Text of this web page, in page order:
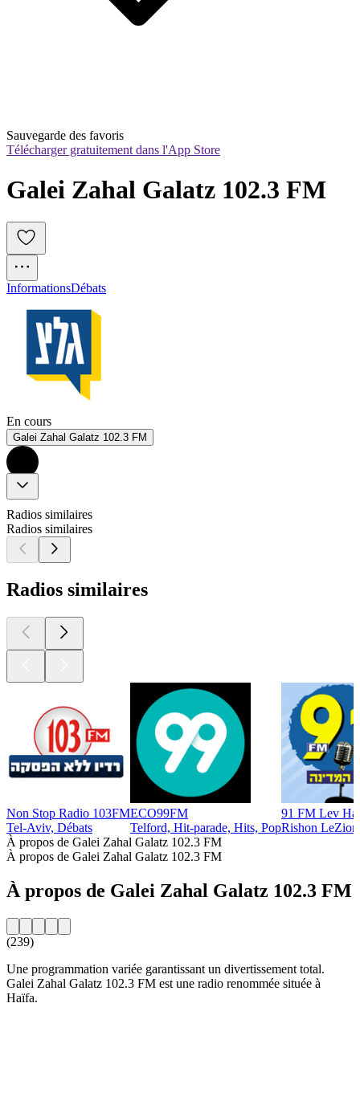
Sauvegarde des favoris
Télécharger gratuitement dans l'App Store
Galei Zahal Galatz 102.3 FM
InformationsDébats
En cours
Galei Zahal Galatz 102.3 FM
Radios similaires
Radios similaires
Radios similaires
Non Stop Radio 103FM
Tel-Aviv, Débats
ECO99FM
Telford, Hit-parade, Hits, Pop
91 FM Lev
Rishon
À propos de Galei Zahal Galatz 102.3 FM
À propos de Galei Zahal Galatz 102.3 FM
À propos de Galei Zahal Galatz 102.3 FM
(239)
Une programmation variée garantissant un divertissement total.
Galei Zahal Galatz 102.3 FM est une radio renommée située à
Haïfa.